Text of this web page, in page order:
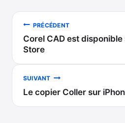
Navigation
de
l’article
PRÉCÉDENT
Corel CAD est
Store
SUIVANT
Le copier Coller sur